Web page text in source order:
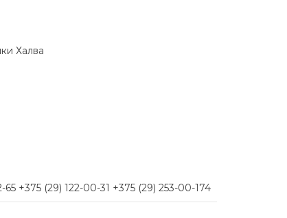
Халва
+375 (29) 122-00-31 +375 (29) 253-00-174